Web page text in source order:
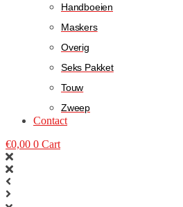
Handboeien
Maskers
Overig
Seks Pakket
Touw
Zweep
Contact
€0,00 0 Cart